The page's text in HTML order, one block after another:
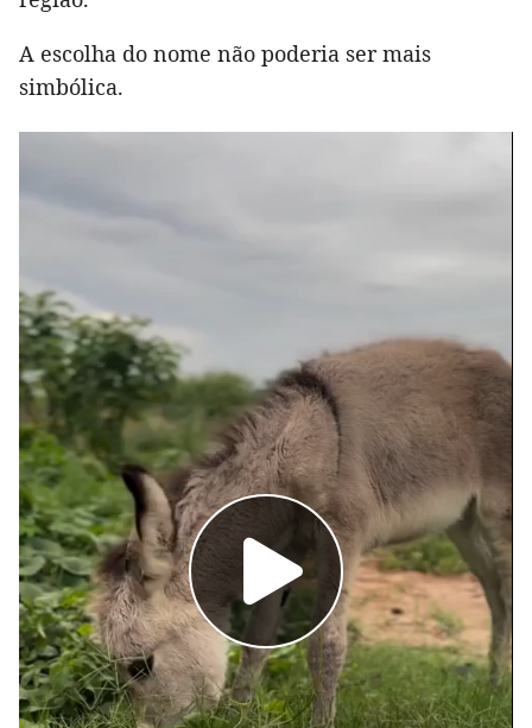
A escolha do nome não poderia ser mais
simbólica.